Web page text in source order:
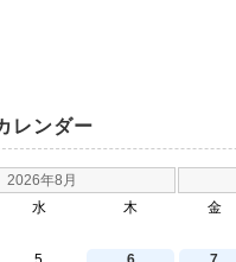
レンダー
2026年8月
水 木 金